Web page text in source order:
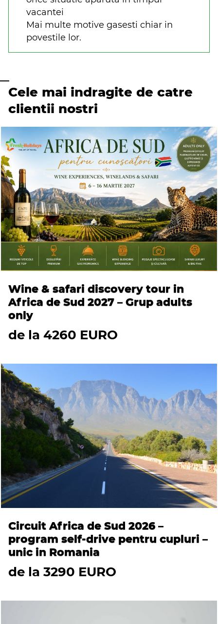
vacantei
Mai multe motive gasesti chiar in
povestile lor.
Cele mai indragite de catre
clientii nostri
Wine & safari discovery tour in
Africa de Sud 2027 – Grup adults
only
de la 4260 EURO
Circuit Africa de Sud 2026 –
program self-drive pentru cupluri –
unic in Romania
de la 3290 EURO